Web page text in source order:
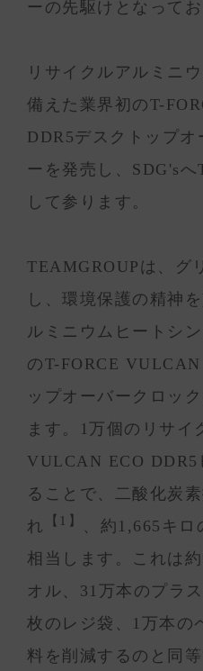
ーの先駆けとなってお
リサイクルアルミニ
備えた業界初のT-
DDR5デスクトップオ
ーを発売し、SDG's
して参ります。
TEAMGROUPは、グ
し、環境保護の精神
ルミニウムヒートシ
のT-FORCE
ップオーバークロッ
ます。1万個のリサイ
VULCAN ECO DDR5
ることで、二酸化炭
れ
【1】
、約1,665キ
相当します。これは
オル、31万本のプラ
枚のレジ袋、1万本の
料を削減するのと同